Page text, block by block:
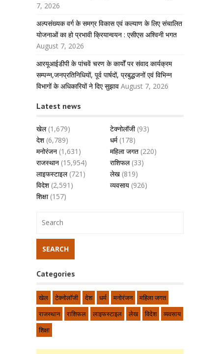
7, 2026
अल्पसंख्यक वर्ग के समग्र विकास एवं कल्याण के लिए संचालित
योजनाओं का हो प्रभावी क्रियान्वयन : एसीएस अश्विनी भगत
August 7, 2026
आरयूआईडीपी के पांचवें चरण के कार्यों पर संवाद कार्यक्रम
सम्पन्न,जनप्रतिनिधियों, पूर्व पार्षदों, प्रबुद्धजनों एवं विभिन्न
विभागों के अधिकारियों ने दिए सुझाव August 7, 2026
Latest news
खेल(1,679) टेक्नोलॉजी(93)
देश(6,789) धर्म(178)
मनोरंजन (1,631) महिला जगत (220)
राजस्थान (15,954) राशिफल(33)
लाइफस्टाइल(721) लेख (819)
विदेश(2,591) व्यवसाय (926)
शिक्षा(157)
Categories
खेल टेक्नोलॉजी देश धर्म मनोरंजन
महिला जगत
राजस्थान
राशिफल लाइफस्टाइल लेख विदेश
व्यवसाय
शिक्षा